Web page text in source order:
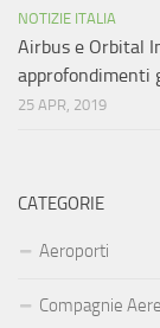
NOTIZIE ITALIA
Airbus e Orbital
approfondimenti
25 APR, 2019
CATEGORIE
Aeroporti
Compagnie